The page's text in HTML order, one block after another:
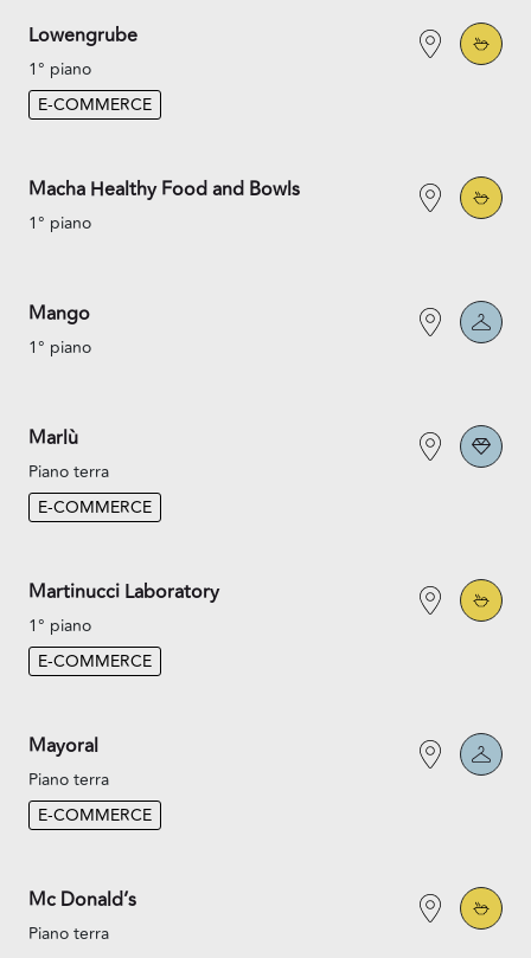
Lowengrube
1° piano
E-COMMERCE
Macha Healthy Food and Bowls
1° piano
Mango
1° piano
Marlù
Piano terra
E-COMMERCE
Martinucci Laboratory
1° piano
E-COMMERCE
Mayoral
Piano terra
E-COMMERCE
Mc Donald’s
Piano terra